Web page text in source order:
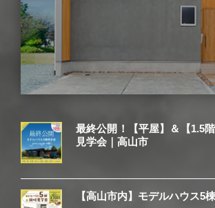
最終公開！【平屋】＆【1.5
見学会｜高山市
【高山市内】モデルハウス5